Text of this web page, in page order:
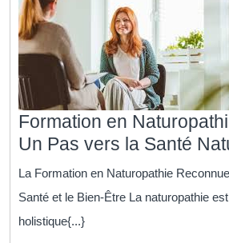
Formation en
Un Pas vers la Santé
La Formation en Naturopathie
Santé et le Bien-Être La naturopathie
holistique{...}